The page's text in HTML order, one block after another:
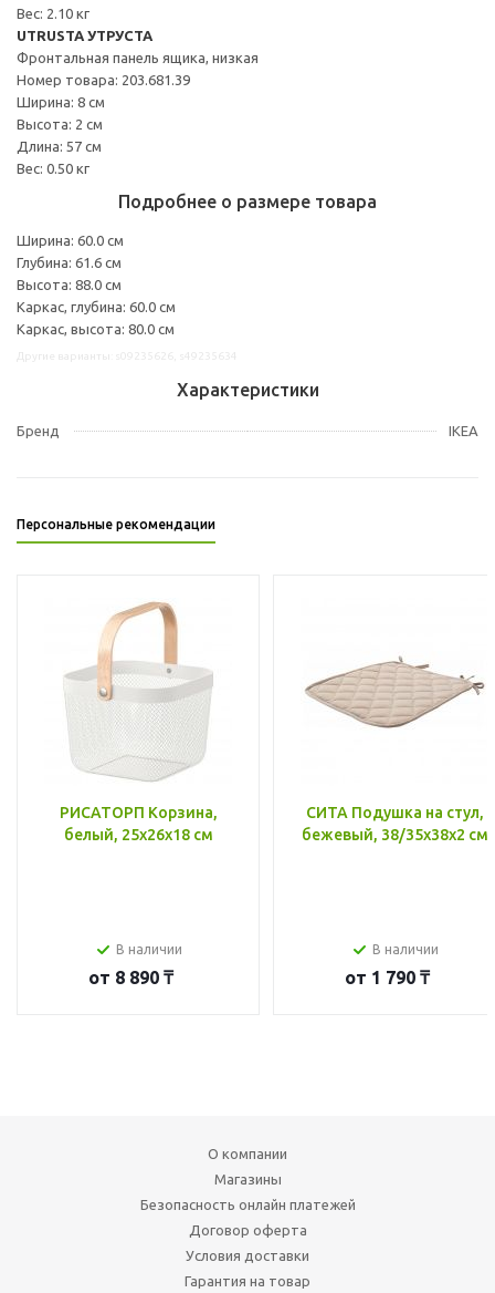
Вес: 2.10 кг
UTRUSTA УТРУСТА
Фронтальная панель ящика, низкая
Номер товара: 203.681.39
Ширина: 8 см
Высота: 2 см
Длина: 57 см
Вес: 0.50 кг
Подробнее о размере товара
Ширина: 60.0 см
Глубина: 61.6 см
Высота: 88.0 см
Каркас, глубина: 60.0 см
Каркас, высота: 80.0 см
Характеристики
Бренд IKEA
Персональные рекомендации
РИСАТОРП Корзина,
белый, 25x26x18 см
В наличии
от 8 890 ₸
СИТА Подушка на стул,
бежевый, 38/35x38x2 см
В наличии
от 1 790 ₸
О компании
Магазины
Безопасность онлайн платежей
Договор оферта
Условия доставки
Гарантия на товар